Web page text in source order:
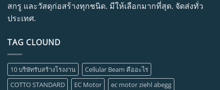
สกรู และวัสดุก่อสร้างทุกชนิด. มีให้เลือกมากที่สุด. จัดส่งทั่ว
ประเทศ.
TAG CLOUND
10 บริษัทรับสร้างโรงงาน
Cellular Beam คืออะไร
COTTO STANDARD
EC Motor
ec motor ziehl abegg